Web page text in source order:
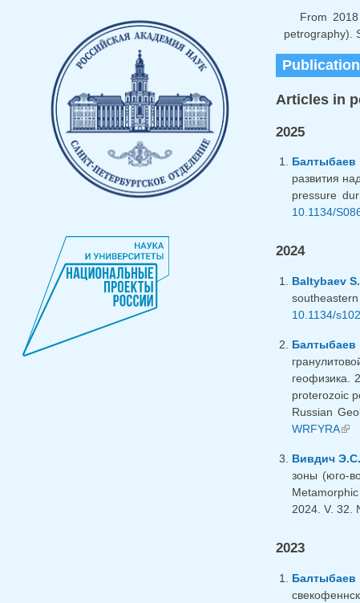
From
petrography).
Articles in
2025
развития
pressure
10.1134/
2024
Baltybaev
10.1134/
proterozoic
Russian
WRFYRA
Вивдич Э.С.
зоны (юго-
2024. V. 32.
2023